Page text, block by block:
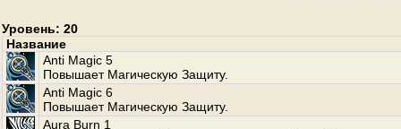
Уровень: 20
Название
Anti Magic 5
Повышает Магическую Защиту.
Anti Magic 6
Повышает Магическую Защиту.
Aura Burn 1